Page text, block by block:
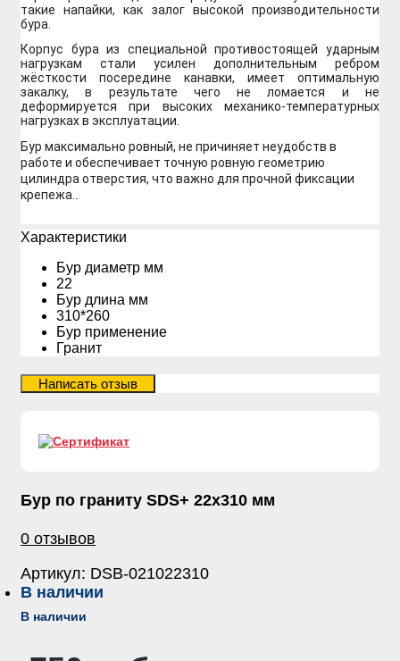
такие напайки, как залог высокой производительности
бура.
Корпус бура из специальной противостоящей ударным
нагрузкам стали усилен дополнительным ребром
жёсткости посередине канавки, имеет оптимальную
закалку, в результате чего не ломается и не
деформируется при высоких механико-температурных
нагрузках в эксплуатации.
Бур максимально ровный, не причиняет неудобств в
работе и обеспечивает точную ровную геометрию
цилиндра отверстия, что важно для прочной фиксации
крепежа.
Xарактеристики
Бур диаметр мм
22
Бур длина мм
310*260
Бур применение
Гранит
Бур по граниту SDS+ 22х310 мм
0 отзывов
Артикул: DSB-021022310
В наличии
В наличии